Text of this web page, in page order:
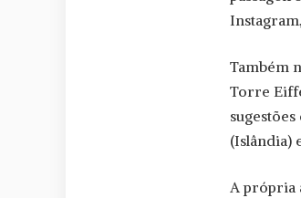
Também
Torre
(Islândia)
A própria